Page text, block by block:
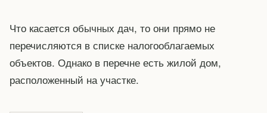
Что касается обычных дач, то они прямо не
перечисляются в списке налогооблагаемых
объектов. Однако в перечне есть жилой дом,
расположенный на участке.